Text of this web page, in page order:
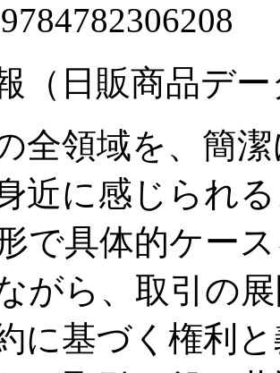
（日販商品デ
全領域を、簡
近に感じられ
で具体的ケー
がら、取引の
に基づく権利